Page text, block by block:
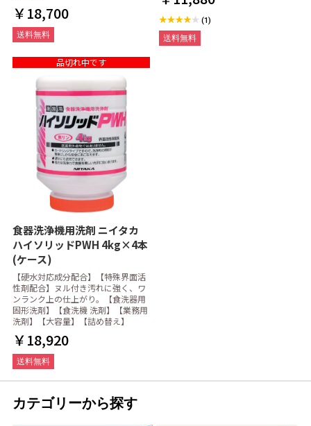
￥18,700
送料無料
品切れ中です
(1)
送料無料
食器洗浄機用洗剤 ニイタカ
ハイソリッドPWH 4kg×4本
(ケース)
【硬水対応成分配合】【特殊界面活
性剤配合】ヌル付き汚れに強く、ワ
ンランク上の仕上がり。【食洗器用
固形洗剤】【食洗機 洗剤】【業務用
洗剤】【大容量】【詰め替え】
￥18,920
送料無料
カテゴリーから探す